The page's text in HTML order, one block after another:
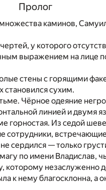
Пролог
каминов,
у которого
выражением на лице
стены с горящими
становился сухим.
Чёрное одеяние
линией и
горностая. Из седой
сотрудники,
сердился — только
по имени Владислав,
которому незаслуженно
к нему благосклонна,